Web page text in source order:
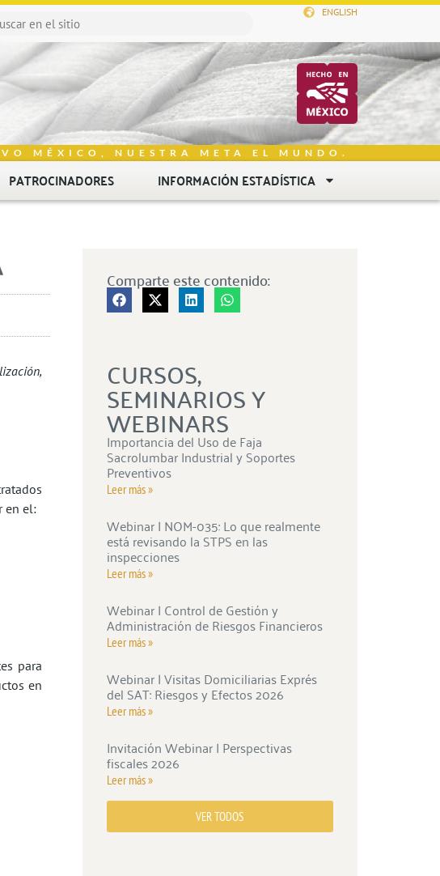
ENGLISH
MÉXICO, NUESTRA META EL MUNDO.
PATROCINADORES INFORMACIÓN ESTADÍSTICA
en el:
para
en
Comparte este contenido:
CURSOS,
SEMINARIOS Y
WEBINARS
Importancia del Uso de Faja
Sacrolumbar Industrial y Soportes
Preventivos
Leer más »
Webinar | NOM-035: Lo que realmente
está revisando la STPS en las
inspecciones
Leer más »
Webinar | Control de Gestión y
Administración de Riesgos Financieros
Leer más »
Webinar | Visitas Domiciliarias Exprés
del SAT: Riesgos y Efectos 2026
Leer más »
Invitación Webinar | Perspectivas
fiscales 2026
Leer más »
VER TODOS